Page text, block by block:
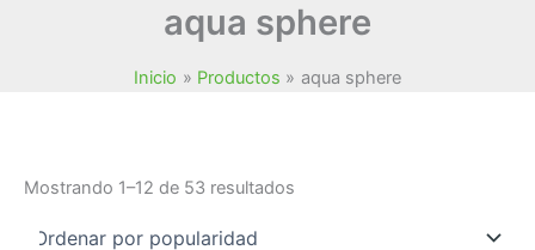
aqua sphere
Inicio Productos aqua sphere
Mostrando 1–12 de 53 resultados